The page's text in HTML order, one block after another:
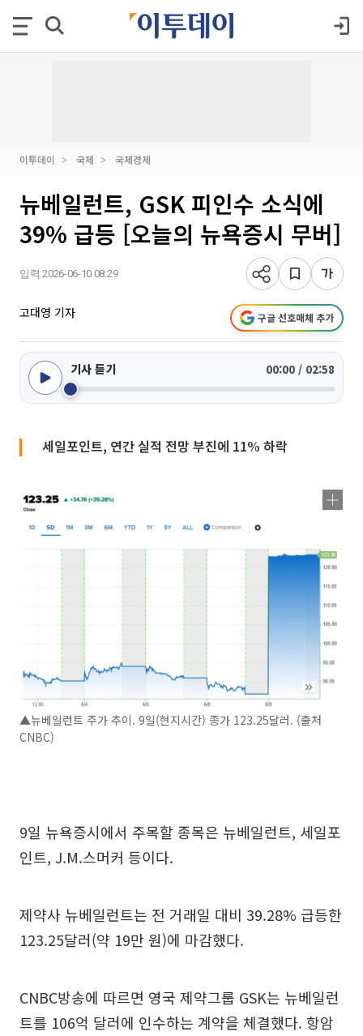
이투데이 국제 국제경제
뉴베일런트, GSK 피인수 소식에
39% 급등 [오늘의 뉴욕증시 무버]
입력 2026-06-10 08:29
고대영 기자 구글 선호매체 추가
기사 듣기 00:00 / 02:58
세일포인트, 연간 실적 전망 부진에 11% 하락
▲뉴베일런트 주가 추이. 9일(현지시간) 종가 123.25달러. (출처
CNBC)
9일 뉴욕증시에서 주목할 종목은 뉴베일런트, 세일포
인트, J.M.스머커 등이다.
제약사 뉴베일런트는 전 거래일 대비 39.28% 급등한
123.25달러(약 19만 원)에 마감했다.
CNBC방송에 따르면 영국 제약그룹 GSK는 뉴베일런
트를 106억 달러에 인수하는 계약을 체결했다. 항암